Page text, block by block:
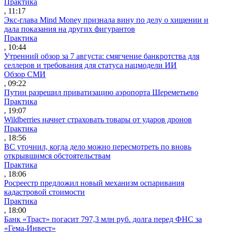
, 11:17
Экс-глава Mind Money признала вину по делу о хищении и
дала показания на других фигурантов
Практика
, 10:44
Утренний обзор за 7 августа: смягчение банкротства для
селлеров и требования для статуса нацмодели ИИ
Обзор СМИ
, 09:22
Путин разрешил приватизацию аэропорта Шереметьево
Практика
, 19:07
Wildberries начнет страховать товары от ударов дронов
Практика
, 18:56
ВС уточнил, когда дело можно пересмотреть по вновь
открывшимся обстоятельствам
Практика
, 18:06
Росреестр предложил новый механизм оспаривания
кадастровой стоимости
Практика
, 18:00
Банк «Траст» погасит 797,3 млн руб. долга перед ФНС за
«Гема-Инвест»